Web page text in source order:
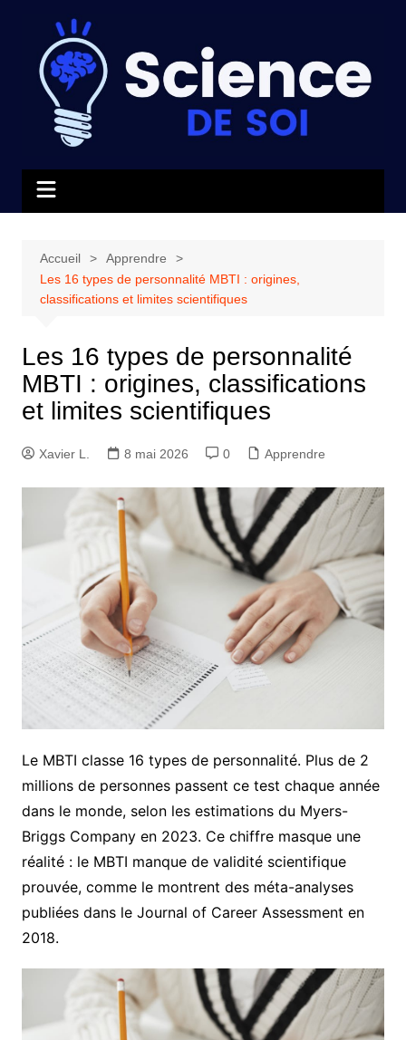
contenu
Accueil
Apprendre
Les 16 types de personnalité MBTI : origines,
classifications et limites scientifiques
Les 16 types de personnalité
MBTI : origines, classifications
et limites scientifiques
Xavier L. 8 mai 2026 0 Apprendre
Le MBTI classe 16 types de personnalité. Plus de 2
millions de personnes passent ce test chaque année
dans le monde, selon les estimations du Myers-
Briggs Company en 2023. Ce chiffre masque une
réalité : le MBTI manque de validité scientifique
prouvée, comme le montrent des méta-analyses
publiées dans le Journal of Career Assessment en
2018.